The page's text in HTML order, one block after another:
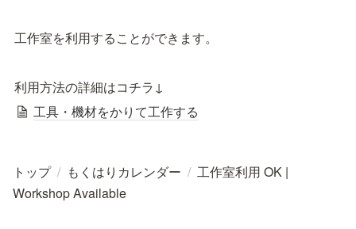
工作室を利用することができます。
利用方法の詳細はコチラ↓
工具・機材をかりて工作する
トップ / もくはりカレンダー / 工作室利用 OK |
Workshop Available